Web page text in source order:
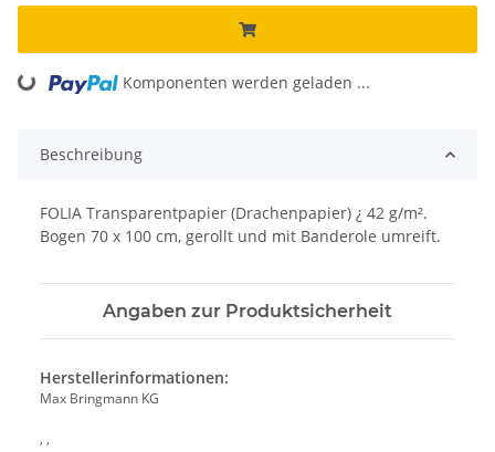
Komponenten werden geladen ...
Beschreibung
FOLIA Transparentpapier (Drachenpapier) ¿ 42 g/m².
Bogen 70 x 100 cm, gerollt und mit Banderole umreift.
Angaben zur Produktsicherheit
Herstellerinformationen:
Max Bringmann KG
, ,